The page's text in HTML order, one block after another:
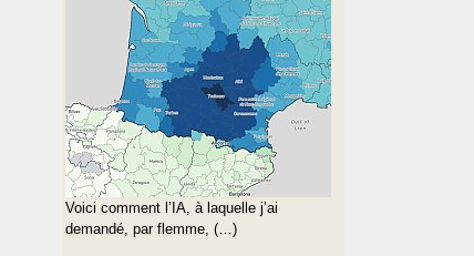
Voici comment l’IA, à laquelle j’ai
demandé, par flemme, (…)